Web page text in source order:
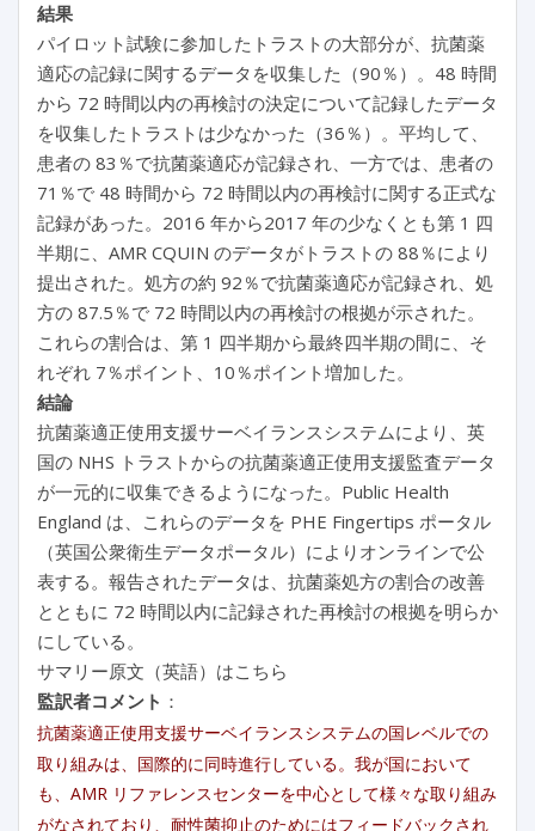
結果
パイロット試験に参加したトラストの大部分が、抗菌薬
適応の記録に関するデータを収集した（90％）。48 時間
から 72 時間以内の再検討の決定について記録したデータ
を収集したトラストは少なかった（36％）。平均して、
患者の 83％で抗菌薬適応が記録され、一方では、患者の
71％で 48 時間から 72 時間以内の再検討に関する正式な
記録があった。2016 年から2017 年の少なくとも第 1 四
半期に、AMR CQUIN のデータがトラストの 88％により
提出された。処方の約 92％で抗菌薬適応が記録され、処
方の 87.5％で 72 時間以内の再検討の根拠が示された。
これらの割合は、第 1 四半期から最終四半期の間に、そ
れぞれ 7％ポイント、10％ポイント増加した。
結論
抗菌薬適正使用支援サーベイランスシステムにより、英
国の NHS トラストからの抗菌薬適正使用支援監査データ
が一元的に収集できるようになった。Public Health
England は、これらのデータを PHE Fingertips ポータル
（英国公衆衛生データポータル）によりオンラインで公
表する。報告されたデータは、抗菌薬処方の割合の改善
とともに 72 時間以内に記録された再検討の根拠を明らか
にしている。
サマリー原文（英語）はこちら
監訳者コメント ：
抗菌薬適正使用支援サーベイランスシステムの国レベルでの
取り組みは、国際的に同時進行している。我が国において
も、AMR リファレンスセンターを中心として様々な取り組み
がなされており、耐性菌抑止のためにはフィードバックされ